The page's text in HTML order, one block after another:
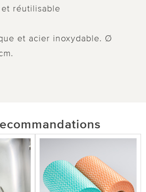
réutilisable
et acier inoxydable. Ø